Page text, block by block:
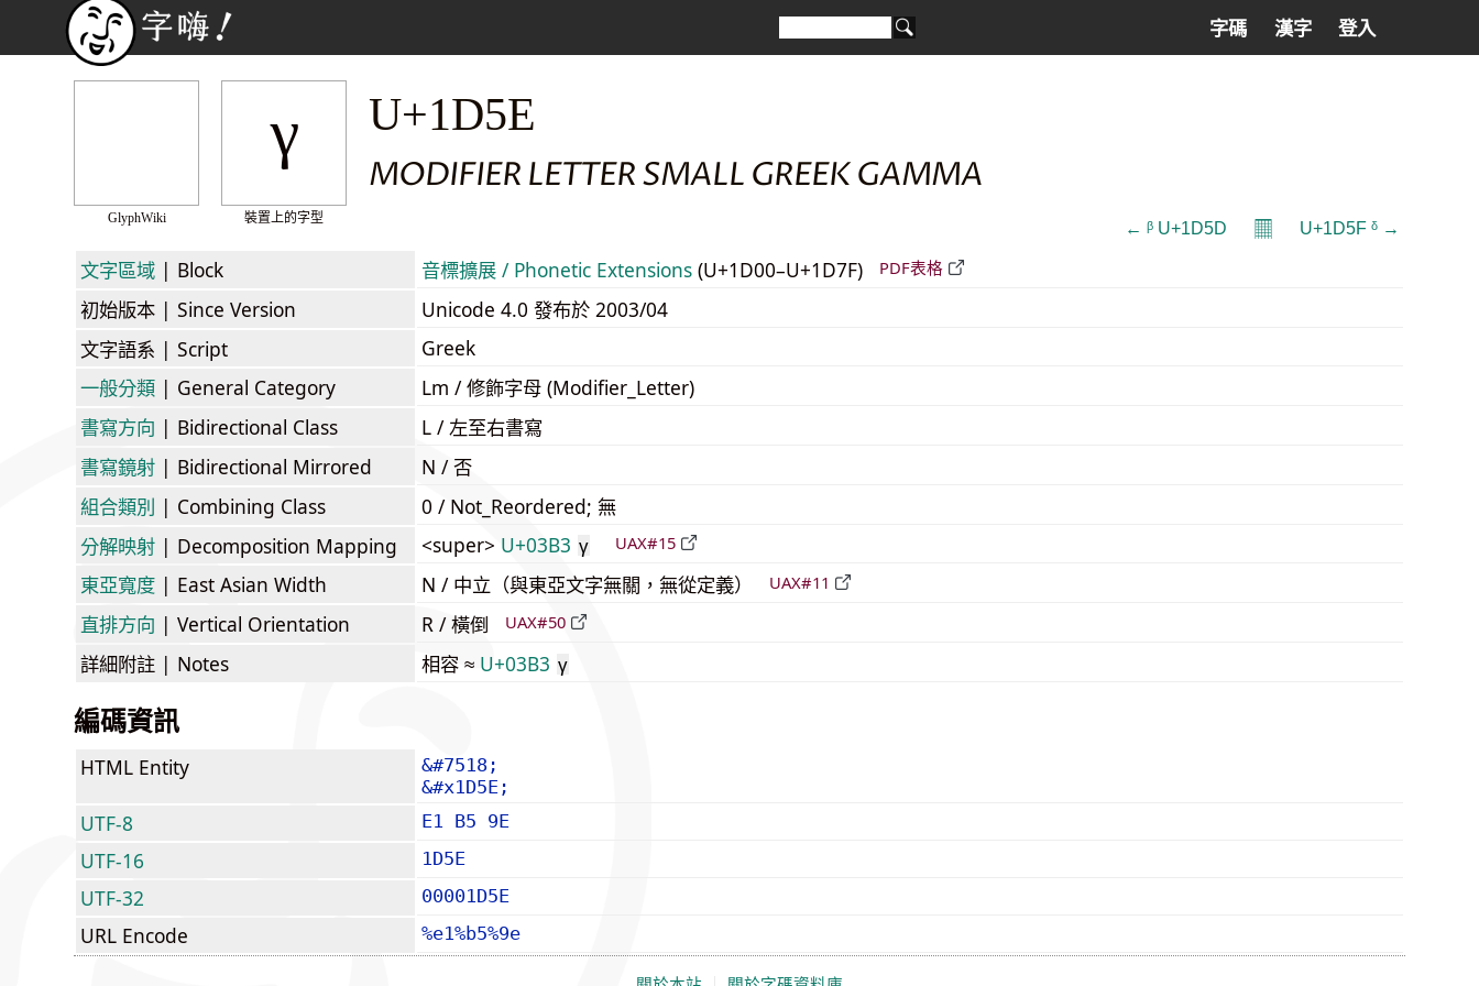
字碼 漢字 登入
GlyphWiki
ᵞ
裝置上的字型
U+1D5E
MODIFIER LETTER SMALL GREEK GAMMA
← ᵝ U+1D5D 𝄜 U+1D5F ᵟ →
文字區域 | Block 音標擴展 / Phonetic Extensions (U+1D00–U+1D7F) PDF表格
初始版本 | Since Version
Unicode 4.0 發布於 2003/04
文字語系 | Script
Greek
一般分類 | General Category
Lm / 修飾字母 (Modifier_Letter)
書寫方向 | Bidirectional Class
L / 左至右書寫
書寫鏡射 | Bidirectional Mirrored
N / 否
組合類別 | Combining Class
0 / Not_Reordered; 無
分解映射 | Decomposition Mapping <super> U+03B3 γ UAX#15
東亞寬度 | East Asian Width N / 中立（與東亞文字無關，無從定義） UAX#11
直排方向 | Vertical Orientation R / 橫倒 UAX#50
詳細附註 | Notes 相容 ≈ U+03B3 γ
編碼資訊
HTML Entity
&#7518;
&#x1D5E;
UTF-8 E1 B5 9E
UTF-16 1D5E
UTF-32 00001D5E
URL Encode %e1%b5%9e